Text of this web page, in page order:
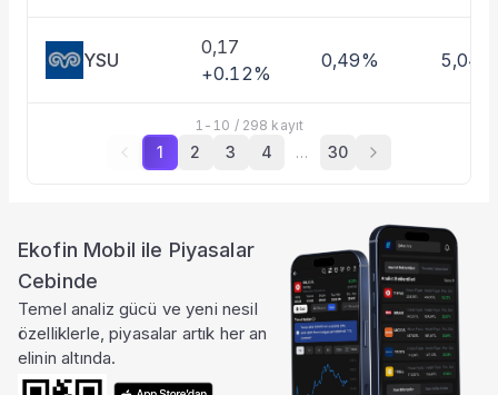
YSU
0,17
+0.12%
0,49% 5,04%
1 - 10 / 298 kayıt
1 2 3 4 … 30
Ekofin Mobil ile Piyasalar
Cebinde
Temel analiz gücü ve yeni nesil
özelliklerle, piyasalar artık her an
elinin altında.